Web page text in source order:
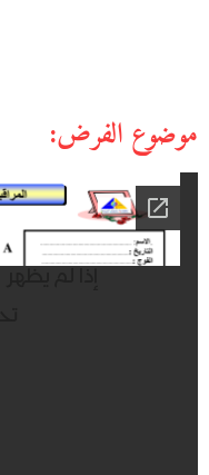
موضوع الفرض: